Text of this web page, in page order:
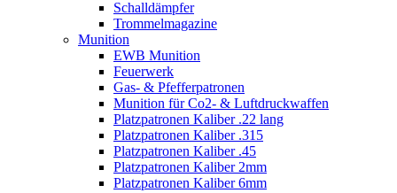
Schalldämpfer
Trommelmagazine
Munition
EWB Munition
Feuerwerk
Gas- & Pfefferpatronen
Munition für Co2- & Luftdruckwaffen
Platzpatronen Kaliber .22 lang
Platzpatronen Kaliber .315
Platzpatronen Kaliber .45
Platzpatronen Kaliber 2mm
Platzpatronen Kaliber 6mm